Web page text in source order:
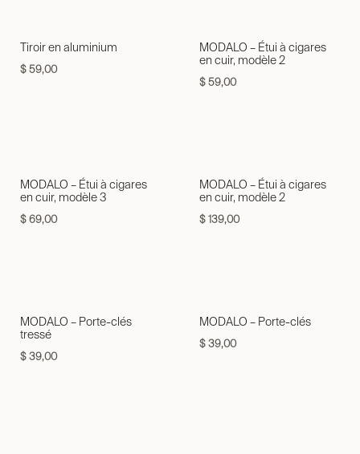
Tiroir en aluminium
$59,00
MODALO – Étui à cigares
en cuir, modèle 2
$59,00
MODALO – Étui à cigares
en cuir, modèle 3
$69,00
MODALO – Étui à cigares
en cuir, modèle 2
$139,00
MODALO – Porte-clés
tressé
$39,00
MODALO – Porte-clés
$39,00